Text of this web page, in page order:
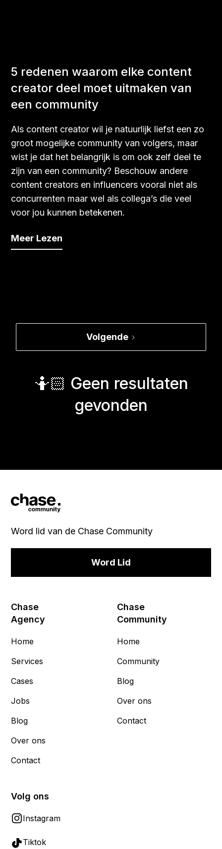
5 redenen waarom elke content
creator deel moet uitmaken van
een community
Als content creator wil je natuurlijk liefst een zo
groot mogelijke community van volgers, maar
wist je dat het belangrijk is om ook zelf deel te
zijn van een community? Beschouw andere
content creators en influencers vooral niet als
concurrenten maar wel als collega’s die veel
voor jou kunnen betekenen.
Meer Lezen
Volgende
🤷🏻 Geen resultaten
gevonden
Word lid van de Chase Community
Word Lid
Chase
Agency
Home
Services
Cases
Jobs
Blog
Over ons
Contact
Chase
Community
Home
Community
Blog
Over ons
Contact
Volg ons
Instagram
Tiktok